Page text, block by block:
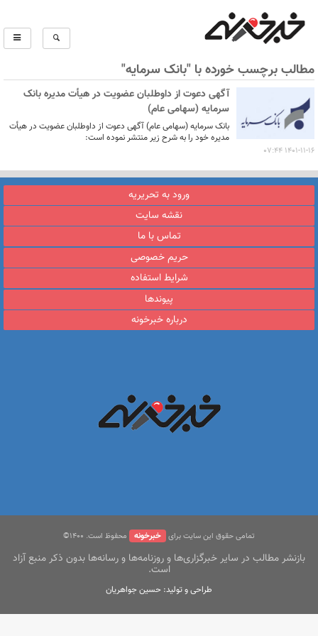
مطالب برچسب خورده با "بانک سرمایه"
آگهی دعوت از داوطلبان عضویت در هیأت مدیره بانک
سرمایه (سهامی عام)
بانک سرمایه (سهامی عام) آگهی دعوت از داوطلبان عضویت در هیأت
مدیره خود را به شرح زیر منتشر نموده است:
1401-11-16 07:44
ورود به تحریریه
نقشه سایت
تماس با ما
حریم خصوصی
شرایط استفاده
پیوندها
درباره خبرخونه
تمامی حقوق این سایت برای خبرخونه محفوظ است. ۱400©
بازنشر مطالب در سایر خبرگزاری‌ها و روزنامه‌ها و رسانه‌ها بدون ذکر منبع آزاد
است.
طراحی و تولید: حسین جواهریان